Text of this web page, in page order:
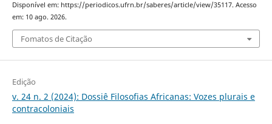
Disponível em: https://periodicos.ufrn.br/saberes/article/view/35117. Acesso
em: 10 ago. 2026.
Fomatos de Citação
Edição
v. 24 n. 2 (2024): Dossiê Filosofias Africanas: Vozes plurais e
contracoloniais